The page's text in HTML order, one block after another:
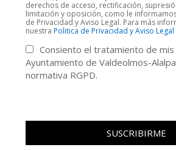
derechos de acceso, rectificación,
limitación y oposición, como le
de Privacidad y Aviso Legal. Para más
nuestra Politica de Privacidad y Aviso Legal
Consiento el tratamiento de
Ayuntamiento de Valdeolmos-
normativa RGPD.